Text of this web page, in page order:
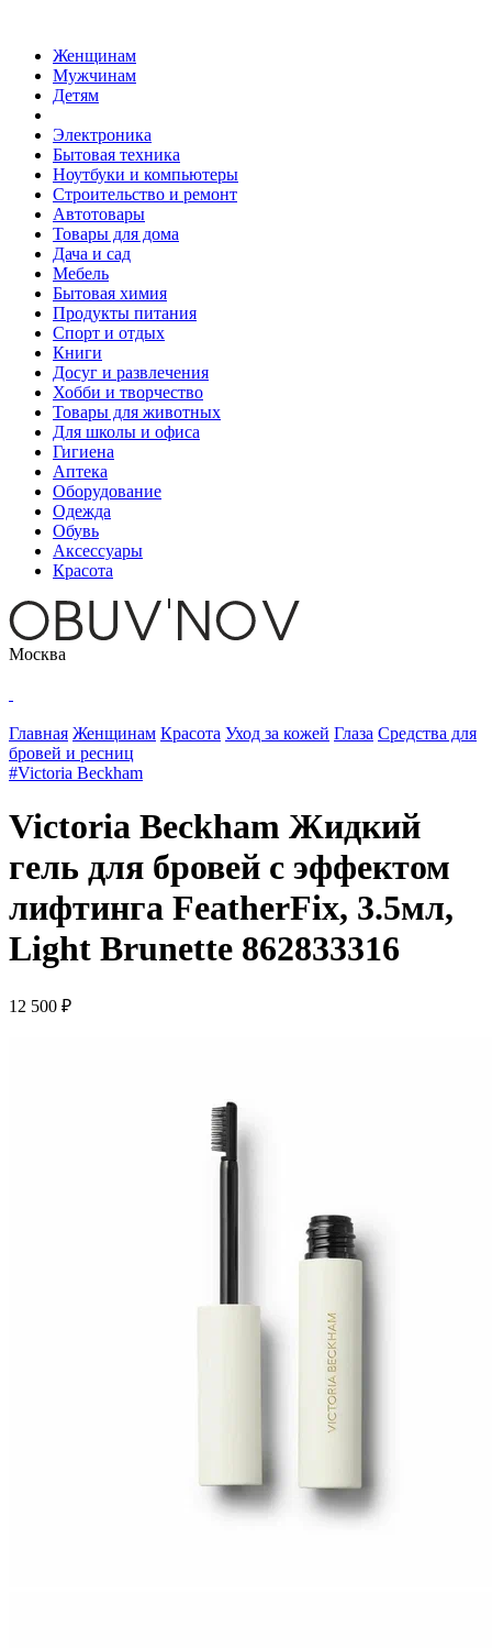
Женщинам
Мужчинам
Детям
Электроника
Бытовая техника
Ноутбуки и компьютеры
Строительство и ремонт
Автотовары
Товары для дома
Дача и сад
Мебель
Бытовая химия
Продукты питания
Спорт и отдых
Книги
Досуг и развлечения
Хобби и творчество
Товары для животных
Для школы и офиса
Гигиена
Аптека
Оборудование
Одежда
Обувь
Аксессуары
Красота
Москва
Главная Женщинам Красота Уход за кожей Глаза Средства для
бровей и ресниц
#Victoria Beckham
Victoria Beckham Жидкий
гель для бровей с эффектом
лифтинга FeatherFix, 3.5мл,
Light Brunette 862833316
12 500 ₽